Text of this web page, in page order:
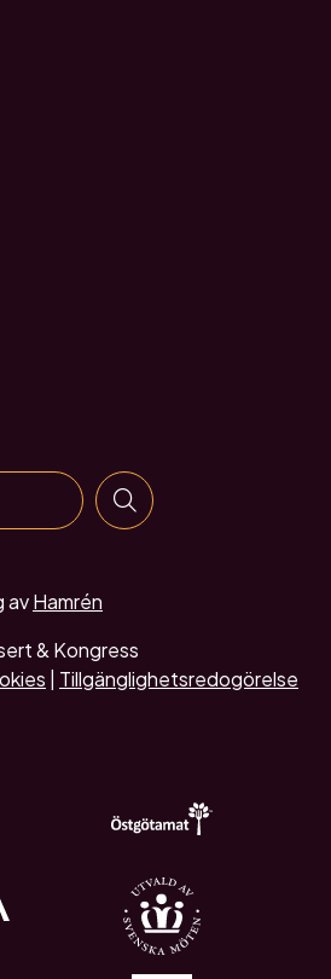
avHamrén
& Kongress
| Tillgänglighetsredogörelse